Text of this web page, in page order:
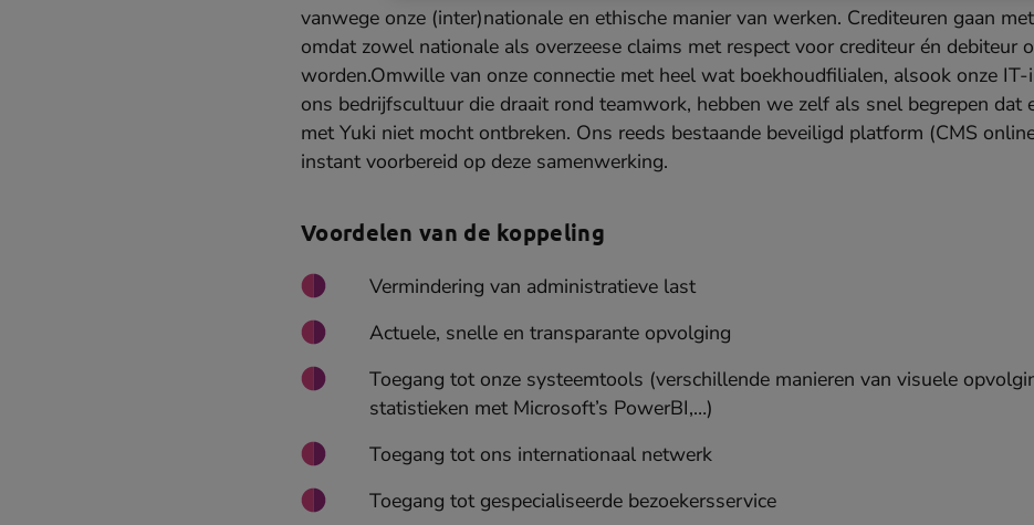
vanwege onze (inter)nationale en ethische manier van werken. Crediteuren gaan
omdat zowel nationale als overzeese claims met respect voor crediteur én debiteur
worden.Omwille van onze connectie met heel wat boekhoudfilialen, alsook onze IT-
ons bedrijfscultuur die draait rond teamwork, hebben we zelf als snel begrepen dat
met Yuki niet mocht ontbreken. Ons reeds bestaande beveiligd platform (CMS
instant voorbereid op deze samenwerking.
Voordelen van de koppeling
Vermindering van administratieve last
Actuele, snelle en transparante opvolging
Toegang tot onze systeemtools (verschillende manieren van visuele
statistieken met Microsoft’s PowerBI,…)
Toegang tot ons internationaal netwerk
Toegang tot gespecialiseerde bezoekersservice